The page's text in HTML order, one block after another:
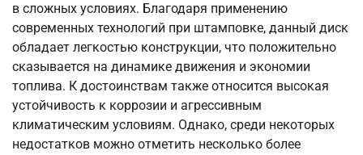
в сложных условиях. Благодаря применению
современных технологий при штамповке, данный диск
обладает легкостью конструкции, что положительно
сказывается на динамике движения и экономии
топлива. К достоинствам также относится высокая
устойчивость к коррозии и агрессивным
климатическим условиям. Однако, среди некоторых
недостатков можно отметить несколько более